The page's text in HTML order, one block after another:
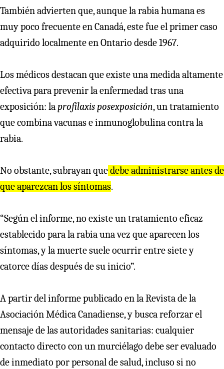
También advierten que, aunque la rabia humana es
muy poco frecuente en Canadá, este fue el primer caso
adquirido localmente en Ontario desde 1967.
Los médicos destacan que existe una medida altamente
efectiva para prevenir la enfermedad tras una
exposición: laprofilaxis posexposición, un tratamiento
que combina vacunas e inmunoglobulina contra la
rabia.
No obstante, subrayan quedebe administrarse antes de
que aparezcan los síntomas.
“Según el informe, no existe un tratamiento eficaz
establecido para la rabia una vez que aparecen los
síntomas, y la muerte suele ocurrir entre siete y
catorce días después de su inicio”.
A partir del informe publicado en la Revista de la
Asociación Médica Canadiense, y busca reforzar el
mensaje de las autoridades sanitarias: cualquier
contacto directo con un murciélago debe ser evaluado
de inmediato por personal de salud, incluso si no